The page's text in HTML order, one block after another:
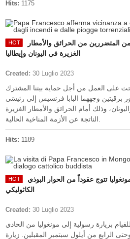
Hits: 1175
المتضررين من الحرائق والأمطار
الغزيرة في اليونان وإيطاليا
Created: 30 Luglio 2023
على العمل من أجل حماية بيتنا المشترك
برقيتين وجههما البابا فرنسيس إلى رئيسَي
وذلك أمام الحرائق والأمطار الغزيرة
Hits: 1189
تتوج عقوداً من الحوار البوذي
الكاثوليكي
Created: 30 Luglio 2023
بزيارة رسولية إلى مونغوليا من الحادي
الرابع من أيلول سبتمبر المقبلين. زيارة